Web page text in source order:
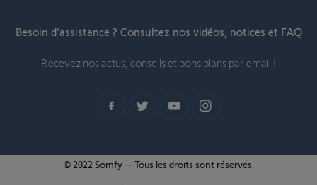
Besoin d’assistance ? Consultez nos vidéos, notices et FAQ
Recevez nos actus, conseils et bons plans par email !
© 2022 Somfy – Tous les droits sont réservés.